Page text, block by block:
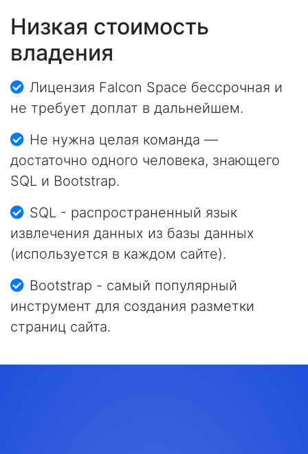
Низкая стоимость
владения
Лицензия Falcon Space бессрочная и
не требует доплат в дальнейшем.
Не нужна целая команда —
достаточно одного человека, знающего
SQL и Bootstrap.
SQL - распространенный язык
извлечения данных из базы данных
(используется в каждом сайте).
Bootstrap - самый популярный
инструмент для создания разметки
страниц сайта.